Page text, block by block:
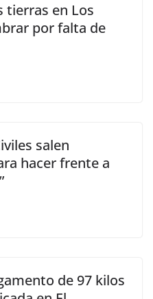
tierras en Los
por falta de
salen
hacer frente a
de 97 kilos